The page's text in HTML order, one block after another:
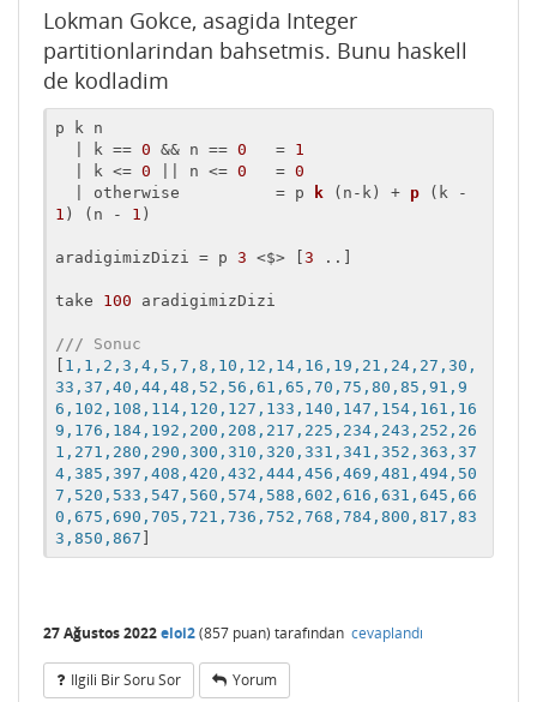
Lokman Gokce, asagida Integer
partitionlarindan bahsetmis. Bunu haskell
de kodladim
p k n
  | k ==
0 && n == 0
   =
1
  | k <=
0 || n <= 0
   =
0
  | otherwise          =
p k ( n-k ) + p (
1 ) ( n - 1 )
aradigimizDizi = p 3 <$> [ 3 ..]
take 100 aradigimizDizi
/// Sonuc
1,1,2,3,4,5,7,8,10,12,14,16,19,21,24,27,30,
33,37,40,44,48,52,56,61,65,70,75,80,85,91,9
6,102,108,114,120,127,133,140,147,154,161,16
9,176,184,192,200,208,217,225,234,243,252,26
1,271,280,290,300,310,320,331,341,352,363,37
4,385,397,408,420,432,444,456,469,481,494,50
7,520,533,547,560,574,588,602,616,631,645,66
0,675,690,705,721,736,752,768,784,800,817,83
3,850,867
27 Ağustos 2022eloi2(857 puan) tarafından cevaplandı
Ilgili Bir Soru Sor Yorum